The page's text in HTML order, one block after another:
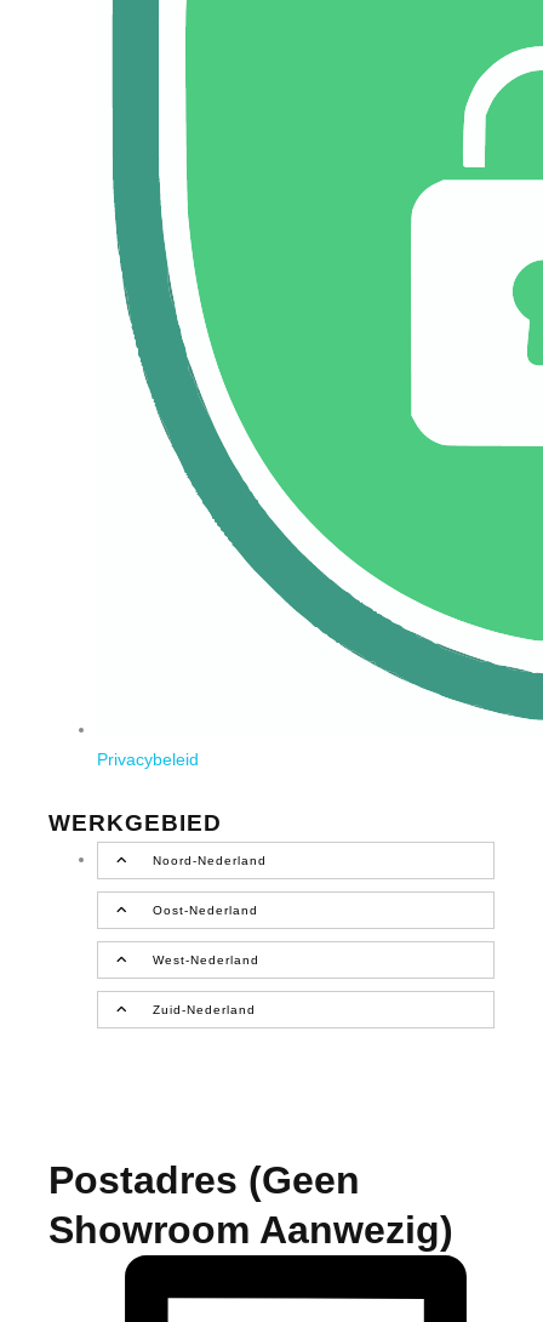
Privacybeleid
WERKGEBIED
Noord-Nederland
Oost-Nederland
West-Nederland
Zuid-Nederland
Postadres (geen
Showroom Aanwezig)